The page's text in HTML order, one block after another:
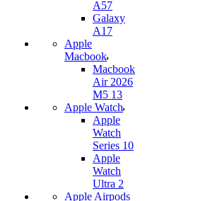
A57
Galaxy
A17
Apple
Macbook
Macbook
Air 2026
M5 13
Apple Watch
Apple
Watch
Series 10
Apple
Watch
Ultra 2
Apple Airpods